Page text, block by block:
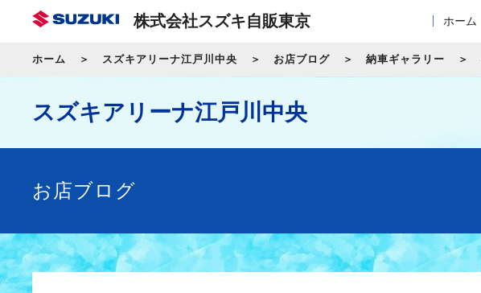
株式会社スズキ自販東京 ホーム
ホーム スズキアリーナ江戸川中央 お店ブログ 納車ギャラリー
スズキアリーナ江戸川中央
お店ブログ